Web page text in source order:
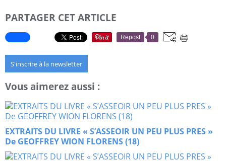
PARTAGER CET ARTICLE
Repost 0
S'inscrire à la newsletter
Vous aimerez aussi :
EXTRAITS DU LIVRE « S’ASSEOIR UN PEU PLUS PRES »
De GEOFFREY WION FLORENS (18)